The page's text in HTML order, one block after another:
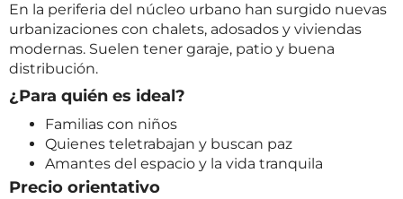
En la periferia del núcleo urbano han surgido nuevas
urbanizaciones con chalets, adosados y viviendas
modernas. Suelen tener garaje, patio y buena
distribución.
¿Para quién es ideal?
Familias con niños
Quienes teletrabajan y buscan paz
Amantes del espacio y la vida tranquila
Precio orientativo